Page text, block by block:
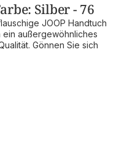
Silber - 76
JOOP Handtuch
außergewöhnliches
Gönnen Sie sich